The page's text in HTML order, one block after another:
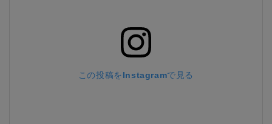
この投稿をInstagramで見る